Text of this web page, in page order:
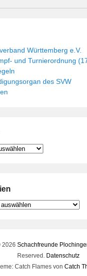
Württemberg e.V.
und Turnierordnung
des SVW
2026 Schachfreunde
Reserved. Datenschutz
Catch Flames von Catch